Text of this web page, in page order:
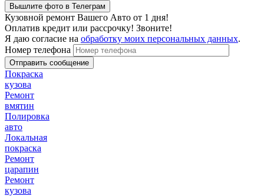
Вышлите фото в Телеграм
Кузовной ремонт Вашего Авто от 1 дня!
Оплатив кредит или рассрочку! Звоните!
Я даю согласие на обработку моих персональных данных.
Номер телефона
Покраска
кузова
Ремонт
вмятин
Полировка
авто
Локальная
покраска
Ремонт
царапин
Ремонт
кузова